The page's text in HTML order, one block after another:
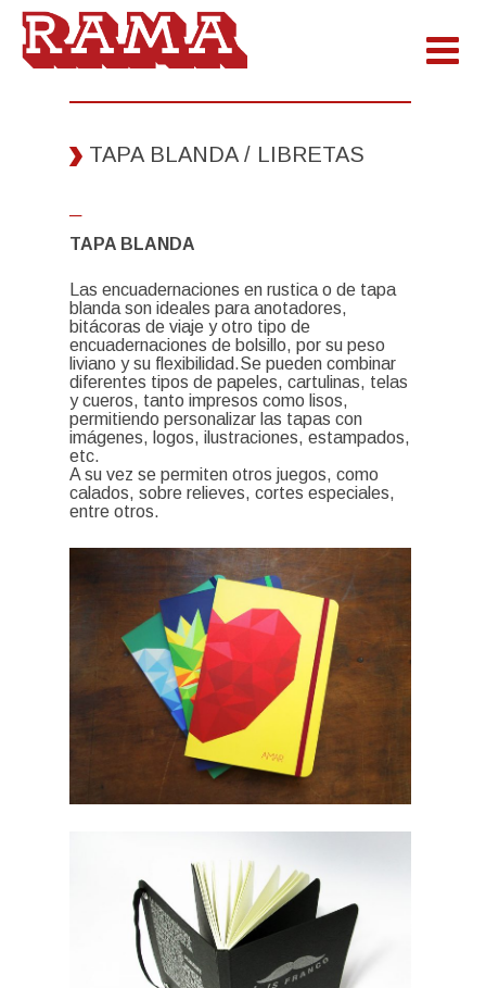
TAPA BLANDA / LIBRETAS
─
TAPA BLANDA
Las encuadernaciones en rustica o de tapa
blanda son ideales para anotadores,
bitácoras de viaje y otro tipo de
encuadernaciones de bolsillo, por su peso
liviano y su flexibilidad.Se pueden combinar
diferentes tipos de papeles, cartulinas, telas
y cueros, tanto impresos como lisos,
permitiendo personalizar las tapas con
imágenes, logos, ilustraciones, estampados,
etc.
A su vez se permiten otros juegos, como
calados, sobre relieves, cortes especiales,
entre otros.